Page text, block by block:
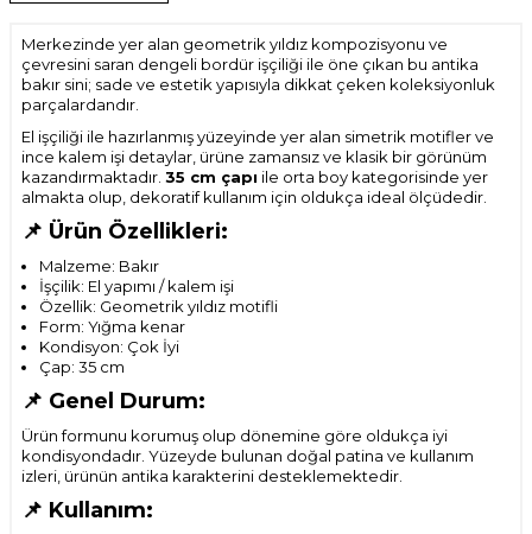
Merkezinde yer alan geometrik yıldız kompozisyonu ve
çevresini saran dengeli bordür işçiliği ile öne çıkan bu antika
bakır sini; sade ve estetik yapısıyla dikkat çeken koleksiyonluk
parçalardandır.
El işçiliği ile hazırlanmış yüzeyinde yer alan simetrik motifler ve
ince kalem işi detaylar, ürüne zamansız ve klasik bir görünüm
kazandırmaktadır. 35 cm çapı ile orta boy kategorisinde yer
almakta olup, dekoratif kullanım için oldukça ideal ölçüdedir.
📌 Ürün Özellikleri:
Malzeme: Bakır
İşçilik: El yapımı / kalem işi
Özellik: Geometrik yıldız motifli
Form: Yığma kenar
Kondisyon: Çok İyi
Çap: 35 cm
📌 Genel Durum:
Ürün formunu korumuş olup dönemine göre oldukça iyi
kondisyondadır. Yüzeyde bulunan doğal patina ve kullanım
izleri, ürünün antika karakterini desteklemektedir.
📌 Kullanım: